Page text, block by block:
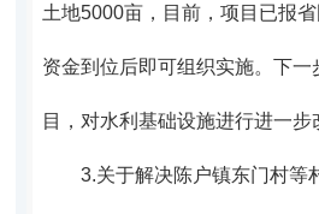
土地5000亩，目前，项目已报
资金到位后即可组织实施。下一
目，对水利基础设施进行进一步
3.关于解决陈户镇东门村等